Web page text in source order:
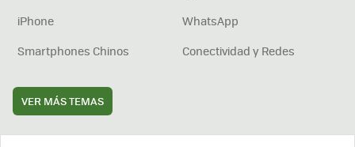
iPhone
WhatsApp
Smartphones Chinos
Conectividad y Redes
VER MÁS TEMAS